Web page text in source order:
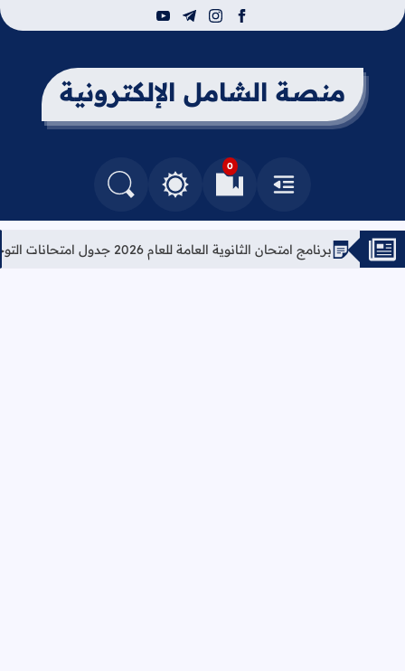
facebook
instagram
telegram
youtube
منصة الشامل الإلكترونية
القائمة
0
العلامات المرجعيةالتغيير بين الوضع النهاري والداكن
البحث في المدونة
برنامج امتحان الثانوية العامة للعام 2026 جدول امتحانات التوجيهي 2026